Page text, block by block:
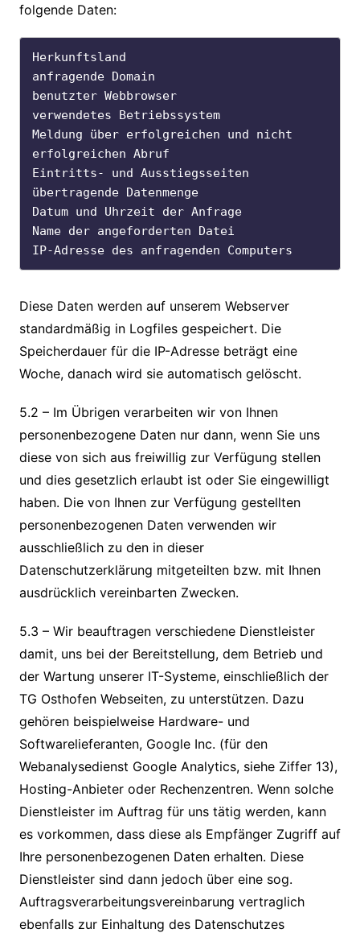
folgende Daten:
Herkunftsland
anfragende Domain
benutzter Webbrowser
verwendetes Betriebssystem
Meldung über erfolgreichen und nicht
erfolgreichen Abruf
Eintritts- und Ausstiegsseiten
übertragende Datenmenge
Datum und Uhrzeit der Anfrage
Name der angeforderten Datei
IP-Adresse des anfragenden Computers
Diese Daten werden auf unserem Webserver
standardmäßig in Logfiles gespeichert. Die
Speicherdauer für die IP-Adresse beträgt eine
Woche, danach wird sie automatisch gelöscht.
5.2 – Im Übrigen verarbeiten wir von Ihnen
personenbezogene Daten nur dann, wenn Sie uns
diese von sich aus freiwillig zur Verfügung stellen
und dies gesetzlich erlaubt ist oder Sie eingewilligt
haben. Die von Ihnen zur Verfügung gestellten
personenbezogenen Daten verwenden wir
ausschließlich zu den in dieser
Datenschutzerklärung mitgeteilten bzw. mit Ihnen
ausdrücklich vereinbarten Zwecken.
5.3 – Wir beauftragen verschiedene Dienstleister
damit, uns bei der Bereitstellung, dem Betrieb und
der Wartung unserer IT-Systeme, einschließlich der
TG Osthofen Webseiten, zu unterstützen. Dazu
gehören beispielweise Hardware- und
Softwarelieferanten, Google Inc. (für den
Webanalysedienst Google Analytics, siehe Ziffer 13),
Hosting-Anbieter oder Rechenzentren. Wenn solche
Dienstleister im Auftrag für uns tätig werden, kann
es vorkommen, dass diese als Empfänger Zugriff auf
Ihre personenbezogenen Daten erhalten. Diese
Dienstleister sind dann jedoch über eine sog.
Auftragsverarbeitungsvereinbarung vertraglich
ebenfalls zur Einhaltung des Datenschutzes